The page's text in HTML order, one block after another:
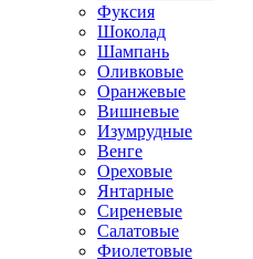
Фуксия
Шоколад
Шампань
Оливковые
Оранжевые
Вишневые
Изумрудные
Венге
Ореховые
Янтарные
Сиреневые
Салатовые
Фиолетовые